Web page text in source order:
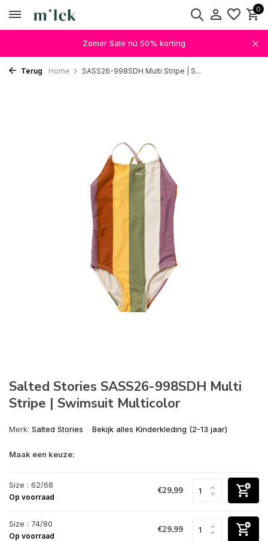
0
Zomer Sale nú 50% korting
Terug Home SASS26-998SDH Multi Stripe | S...
Salted Stories SASS26-998SDH Multi
Stripe | Swimsuit Multicolor
Merk: Salted Stories Bekijk alles Kinderkleding (2-13 jaar)
Maak een keuze:
Size : 62/68
Op voorraad
€29,99
Size : 74/80
Op voorraad
€29,99